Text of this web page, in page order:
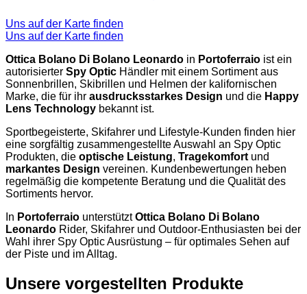
Uns auf der Karte finden
Uns auf der Karte finden
Ottica Bolano Di Bolano Leonardo in Portoferraio ist ein
autorisierter Spy Optic Händler mit einem Sortiment aus
Sonnenbrillen, Skibrillen und Helmen der kalifornischen
Marke, die für ihr ausdrucksstarkes Design und die Happy
Lens Technology bekannt ist.
Sportbegeisterte, Skifahrer und Lifestyle-Kunden finden hier
eine sorgfältig zusammengestellte Auswahl an Spy Optic
Produkten, die optische Leistung, Tragekomfortund
markantes Design vereinen. Kundenbewertungen heben
regelmäßig die kompetente Beratung und die Qualität des
Sortiments hervor.
In Portoferraio unterstütztOttica Bolano Di Bolano
Leonardo Rider, Skifahrer und Outdoor-Enthusiasten bei der
Wahl ihrer Spy Optic Ausrüstung – für optimales Sehen auf
der Piste und im Alltag.
Unsere vorgestellten Produkte